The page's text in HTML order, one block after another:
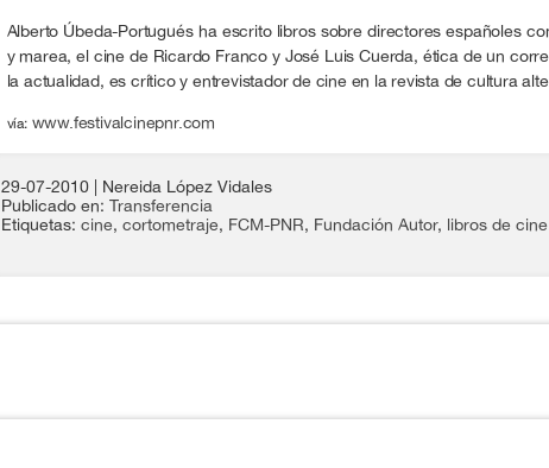
Alberto Úbeda-Portugués ha escrito libros sobre directores españoles
y marea, el cine de Ricardo Franco y José Luis Cuerda, ética de un
la actualidad, es crítico y entrevistador de cine en la revista de cultura
vía: www.festivalcinepnr.com
29-07-2010
| Nereida López Vidales
Publicado en: Transferencia
Etiquetas: cine, cortometraje, FCM-PNR, Fundación Autor, libros de cine